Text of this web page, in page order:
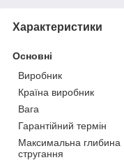
Характеристики
Основні
Виробник
Країна виробник
Вага
Гарантійний термін
Максимальна глибина
стругання